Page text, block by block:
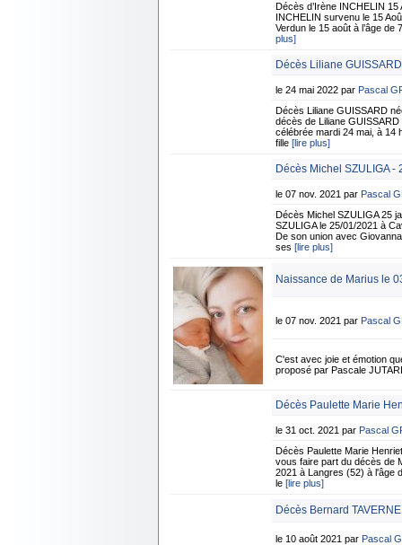
Décès d’Irène INCHELIN
INCHELIN survenu le 15
Verdun le 15 août à l’âge
plus]
Décès Liliane
le 24 mai 2022 par Pascal
Décès Liliane GUISSARD
décès de Liliane
célébrée mardi 24 mai, à 14
fille [lire plus]
Décès Michel SZULIGA -
le 07 nov. 2021 par Pascal
Décès Michel SZULIGA 25
SZULIGA le 25/01/2021 à
De son union avec
ses [lire plus]
Naissance de Marius le
le 07 nov. 2021 par Pascal
C'est avec joie et émotion
proposé par Pascale
Décès Paulette Marie
le 31 oct. 2021 par Pascal
Décès Paulette Marie
vous faire part du décès de
2021 à Langres (52) à l'âge
le [lire plus]
Décès Bernard
le 10 août 2021 par Pascal